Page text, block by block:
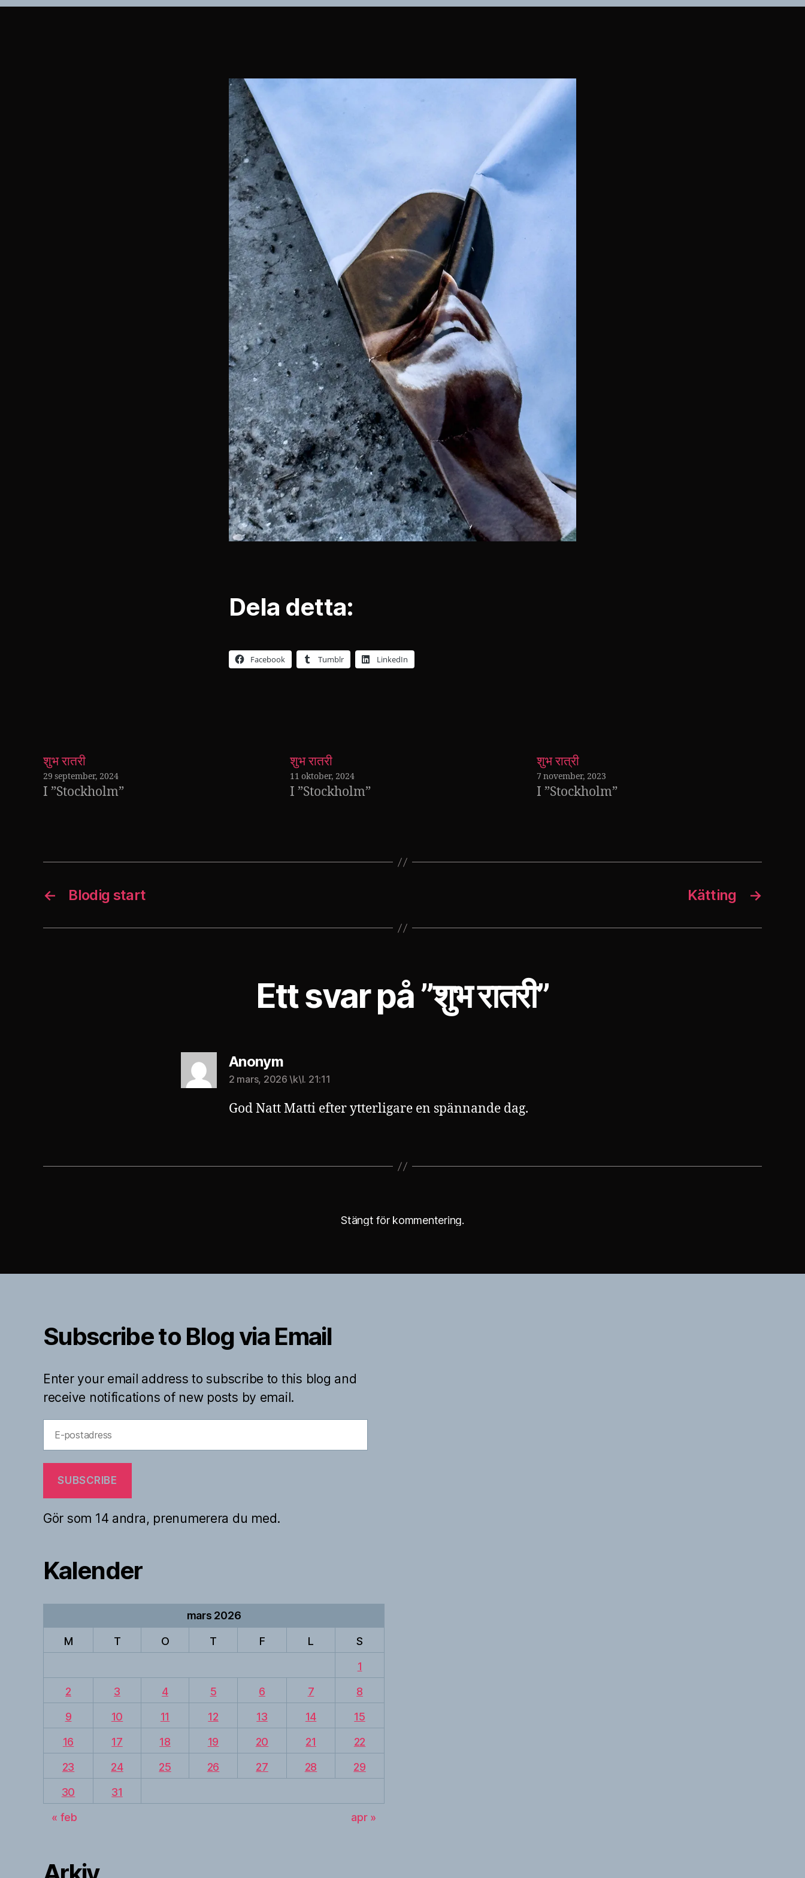
Dela detta:
Facebook Tumblr LinkedIn
शुभ रातरी
29 september, 2024
I ”Stockholm”
शुभ रातरी
11 oktober, 2024
I ”Stockholm”
शुभ रात्री
7 november, 2023
I ”Stockholm”
← Blodig start →
Kätting
Ett svar på ”शुभ रातरी”
Anonymsäger:
2 mars, 2026 \k\l. 21:11
God Natt Matti efter ytterligare en spännande dag.
Stängt för kommentering.
Subscribe to Blog via Email
Enter your email address to subscribe to this blog and
receive notifications of new posts by email.
postadress
SUBSCRIBE
Gör som 14 andra, prenumerera du med.
Kalender
mars 2026
M T O T F L
S
1
2
3 4 5 6 7
8
9
10 11 12 13 14
15
16
17 18 19 20 21
22
23
24 25 26 27 28
29
30
31
« feb
apr »